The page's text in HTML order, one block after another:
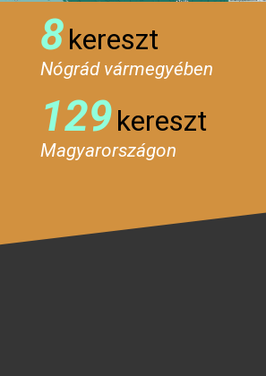
8kereszt
Nógrád vármegyében
129kereszt
Magyarországon